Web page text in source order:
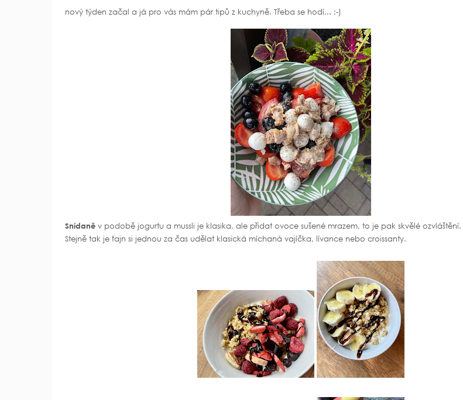
nový týden začal a já pro vás mám pár tipů z kuchyně. Třeba se hodí... :-)
Snídaně v podobě jogurtu a mussli je klasika, ale přidat ovoce sušené mrazem, to je pak skvělé ozvláštění.
Stejně tak je fajn si jednou za čas udělat klasická míchaná vajíčka, lívance nebo croissanty.